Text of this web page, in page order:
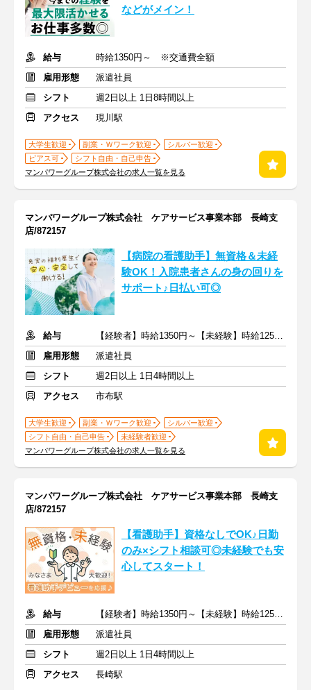
などがメイン！
給与
時給1350円～ ※交通費全額
雇用形態
派遣社員
シフト
週2日以上 1日8時間以上
アクセス
現川駅
大学生歓迎 副業・Ｗワーク歓迎
シルバー歓迎
ピアス可
シフト自由・自己申告
マンパワーグループ株式会社の求人一覧を見る
マンパワーグループ株式会社 ケアサービス事業本部 長崎支
店/872157
【病院の看護助手】無資格＆未経
験OK！入院患者さんの身の回りを
サポート♪日払い可◎
給与
【経験者】時給1350円～【未経験】時給1250円～ ※交通費全額
雇用形態
派遣社員
シフト
週2日以上 1日4時間以上
アクセス
市布駅
大学生歓迎 副業・Ｗワーク歓迎
シルバー歓迎
シフト自由・自己申告
未経験者歓迎
マンパワーグループ株式会社の求人一覧を見る
マンパワーグループ株式会社 ケアサービス事業本部 長崎支
店/872157
【看護助手】資格なしでOK♪日勤
のみ×シフト相談可◎未経験でも安
心してスタート！
給与
【経験者】時給1350円～【未経験】時給1250円～ ※交通費全額
雇用形態
派遣社員
シフト
週2日以上 1日4時間以上
アクセス
長崎駅